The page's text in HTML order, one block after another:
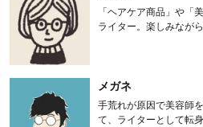
「ヘアケア商品」や「
ライター。楽しみなが
メガネ
手荒れが原因で美容師
て、ライターとして転